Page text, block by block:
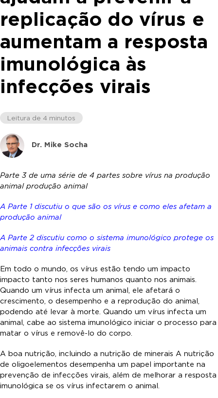
replicação do vírus e
aumentam a resposta
imunológica às
infecções virais
Leitura de 4 minutos
Dr. Mike Socha
Parte 3 de uma série de 4 partes sobre vírus na produção
animal produção animal
A Parte 1 discutiu o que são os vírus e como eles afetam a
produção animal
A Parte 2 discutiu como o sistema imunológico protege os
animais contra infecções virais
Em todo o mundo, os vírus estão tendo um impacto
impacto tanto nos seres humanos quanto nos animais.
Quando um vírus infecta um animal, ele afetará o
crescimento, o desempenho e a reprodução do animal,
podendo até levar à morte. Quando um vírus infecta um
animal, cabe ao sistema imunológico iniciar o processo para
matar o vírus e removê-lo do corpo.
A boa nutrição, incluindo a nutrição de minerais A nutrição
de oligoelementos desempenha um papel importante na
prevenção de infecções virais, além de melhorar a resposta
imunológica se os vírus infectarem o animal.